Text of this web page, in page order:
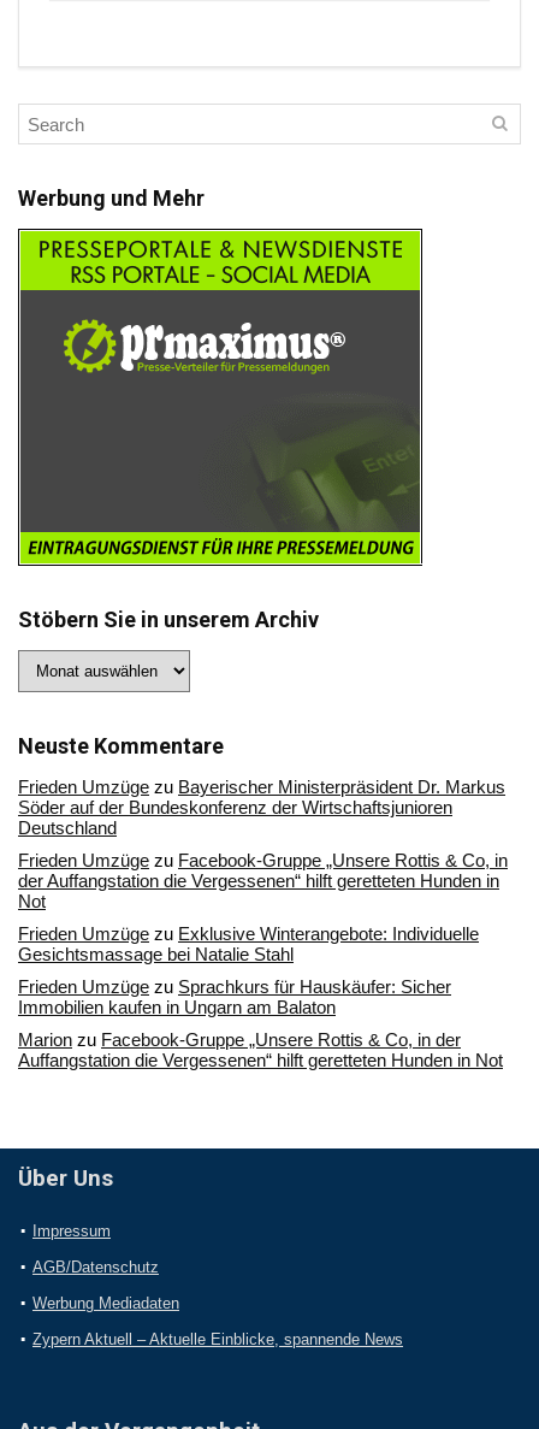
Werbung und Mehr
Stöbern Sie in unserem Archiv
Sie
Archiv
Neuste Kommentare
Frieden Umzüge zu Bayerischer Ministerpräsident Dr. Markus
Söder auf der Bundeskonferenz der Wirtschaftsjunioren
Deutschland
Frieden Umzüge zu Facebook-Gruppe „Unsere Rottis & Co, in
der Auffangstation die Vergessenen“ hilft geretteten Hunden in
Not
Frieden Umzüge zu Exklusive Winterangebote: Individuelle
Gesichtsmassage bei Natalie Stahl
Frieden Umzüge zu Sprachkurs für Hauskäufer: Sicher
Immobilien kaufen in Ungarn am Balaton
Marion zu Facebook-Gruppe „Unsere Rottis & Co, in der
Auffangstation die Vergessenen“ hilft geretteten Hunden in Not
Über Uns
Impressum
AGB/Datenschutz
Werbung Mediadaten
Zypern Aktuell – Aktuelle Einblicke, spannende News